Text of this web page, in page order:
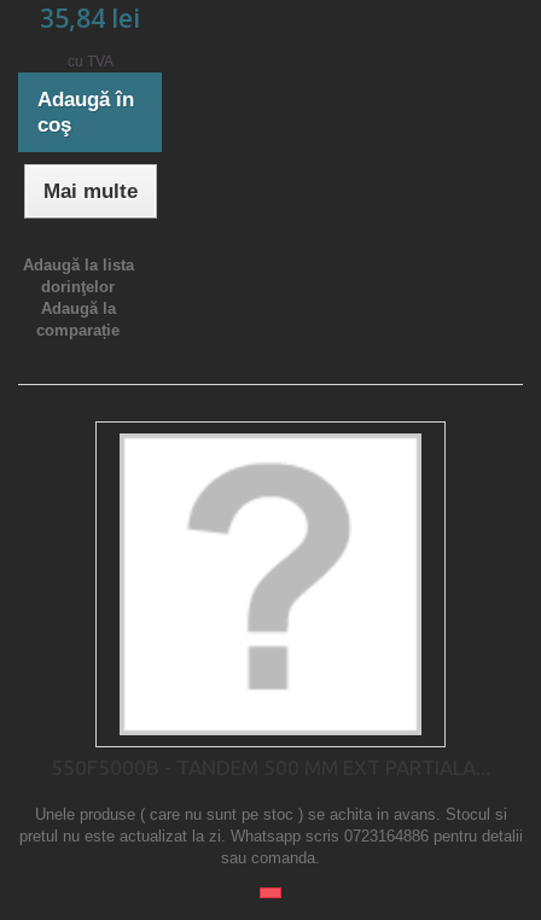
35,84 lei
cu TVA
Adaugă în
coş
Mai multe
Adaugă la lista
dorinţelor
Adaugă la
comparație
Unele produse ( care nu sunt pe stoc ) se achita in avans. Stocul si
pretul nu este actualizat la zi. Whatsapp scris 0723164886 pentru detalii
sau comanda.